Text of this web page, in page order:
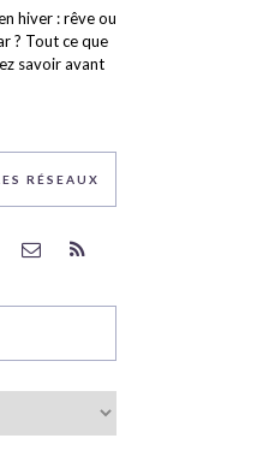
hiver : rêve ou
? Tout ce que
savoir avant
RÉSEAUX